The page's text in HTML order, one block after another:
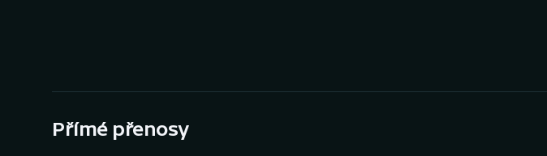
Přímé přenosy